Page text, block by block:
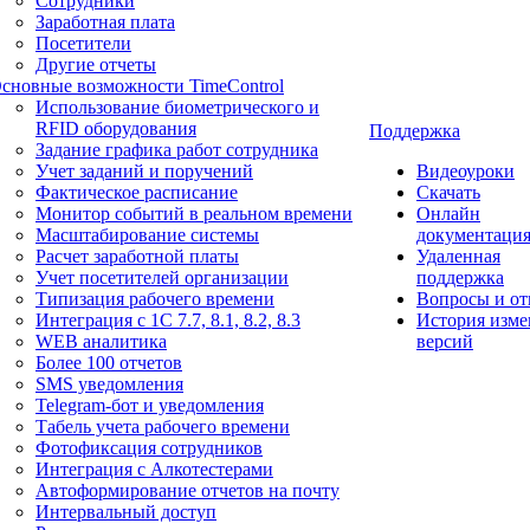
Заработная плата
Посетители
Другие отчеты
возможности TimeControl
Использование биометрического и
RFID оборудования
Задание графика работ сотрудника
Учет заданий и поручений
Фактическое расписание
Монитор событий в реальном времени
Масштабирование системы
Расчет заработной платы
Учет посетителей организации
Типизация рабочего времени
Интеграция с 1С 7.7, 8.1, 8.2, 8.3
WEB аналитика
Более 100 отчетов
SMS уведомления
Telegram-бот и уведомления
Табель учета рабочего времени
Фотофиксация сотрудников
Интеграция с Алкотестерами
Автоформирование отчетов на почту
Интервальный доступ
Поддержка
Видеоуроки
Скачать
Онлайн
документация
Удаленная
поддержка
Вопросы и
История
версий